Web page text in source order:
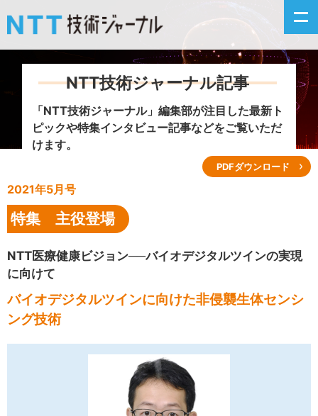
新着情報
イベントカレンダー
NTT技術ジャーナル記事
「NTT技術ジャーナル」編集部が注目した最新ト
ピックや特集インタビュー記事などをご覧いただ
けます。
PDFダウンロード
2021年5月号
特集 主役登場
NTT医療健康ビジョン──バイオデジタルツインの実現
に向けて
バイオデジタルツインに向けた非侵襲生体センシ
ング技術